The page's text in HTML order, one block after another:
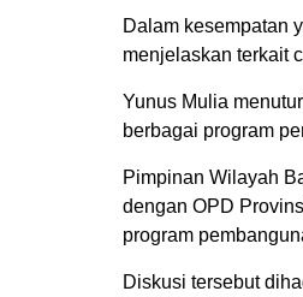
Dalam kesempatan
menjelaskan terkait
Yunus Mulia
berbagai program
Pimpinan Wilayah
dengan OPD
program
Diskusi tersebut